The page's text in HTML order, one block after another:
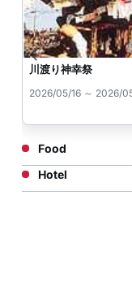
川渡り神幸祭
2026/05/16 ～ 2026/
Food
Hotel